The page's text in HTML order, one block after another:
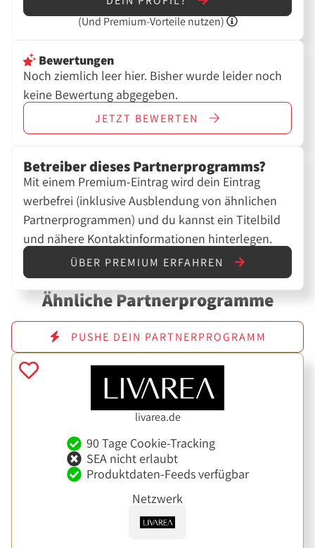
(Und Premium-Vorteile nutzen)
Bewertungen
Noch ziemlich leer hier. Bisher wurde leider noch
keine Bewertung abgegeben.
JETZT BEWERTEN
Betreiber dieses Partnerprogramms?
Mit einem Premium-Eintrag wird dein Eintrag
werbefrei (inklusive Ausblendung von ähnlichen
Partnerprogrammen) und du kannst ein Titelbild
und nähere Kontaktinformationen hinterlegen.
ÜBER PREMIUM ERFAHREN
Ähnliche Partnerprogramme
PUSHE DEIN PARTNERPROGRAMM
livarea.de
90 Tage Cookie-Tracking
SEA nicht erlaubt
Produktdaten-Feeds verfügbar
Netzwerk